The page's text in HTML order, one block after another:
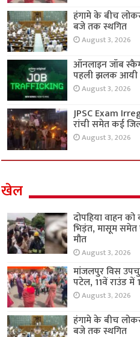
हंगामे के बीच
बजे तक स्थगित
August 3, 2026
ऑनलाइन जॉब स्कैम
पहली झलक आयी
August 3, 2026
JPSC Exam
रांची समेत कई
August 3, 2026
खेल
दोपहिया वाहन
भिड़ंत, मासूम समेत
मौत
August 3, 2026
मांजलपुर विस
पटेल, 11वें राउंड में
August 3, 2026
हंगामे के बीच
बजे तक स्थगित